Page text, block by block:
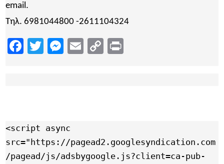
email.
Τηλ. 6981044800 -2611104324
Facebook
TwitterMessenger
EmailCopy
<script async
src="https://pagead2.googlesyndication.com
/pagead/js/adsbygoogle.js?client=ca-pub-